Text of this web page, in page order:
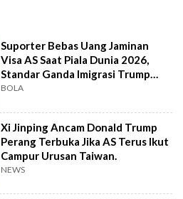
Suporter Bebas Uang Jaminan
Visa AS Saat Piala Dunia 2026,
Standar Ganda Imigrasi Trump
Disorot
BOLA
Xi Jinping Ancam Donald Trump
Perang Terbuka Jika AS Terus Ikut
Campur Urusan Taiwan.
NEWS